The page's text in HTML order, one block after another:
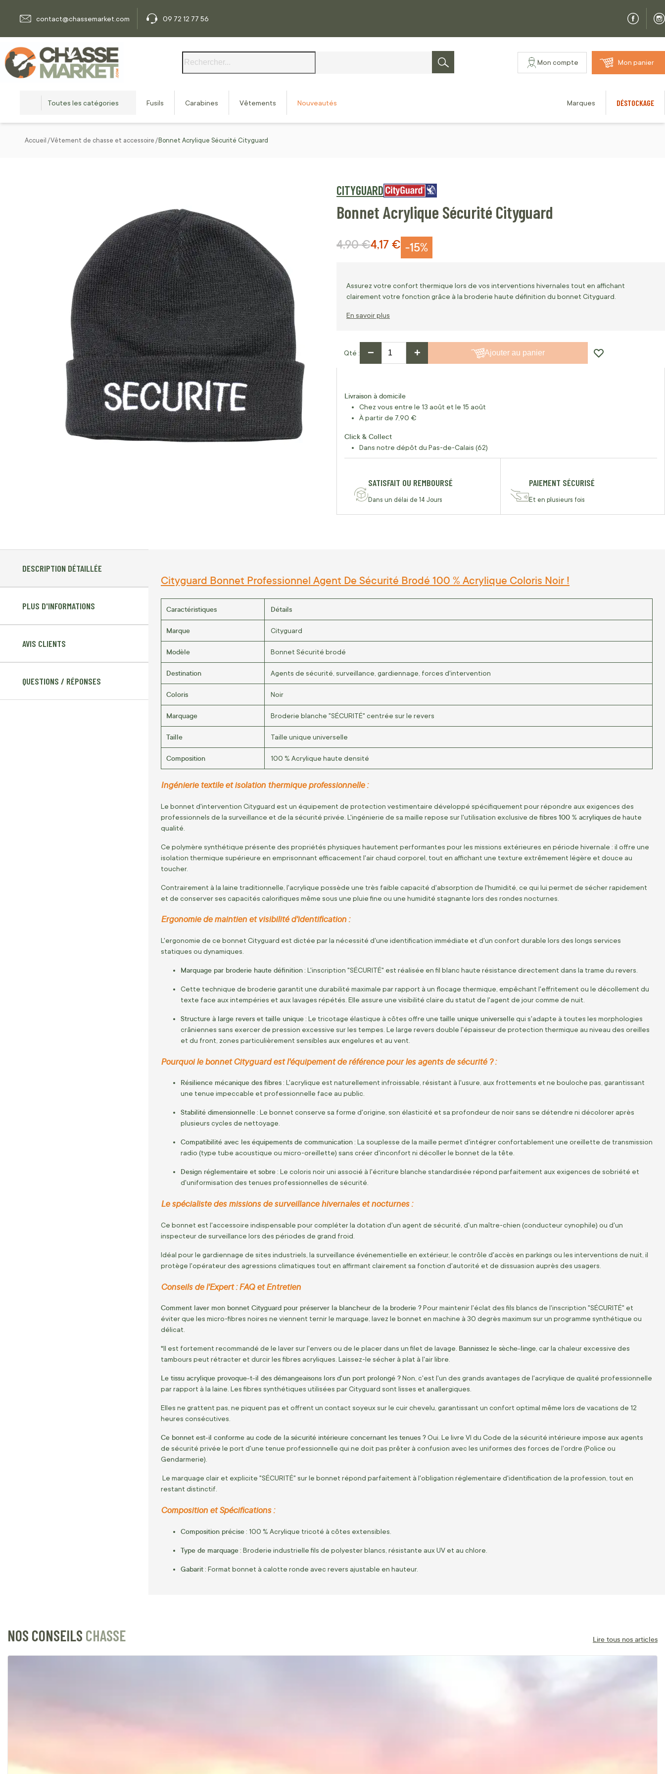
contact@chassemarket.com
09 72 12 77 56
Rechercher
Mon compte Mon panier
Toutes les catégories Fusils Carabines Vêtements Nouveautés Marques DÉSTOCKAGE
Accueil Vêtement de chasse et accessoire Bonnet Acrylique Sécurité Cityguard
CITYGUARD
Bonnet Acrylique Sécurité Cityguard
-15%
Prix Spécial
4,17 €
Prix normal
4,90 €
Assurez votre confort thermique lors de vos interventions hivernales tout en affichant
clairement votre fonction grâce à la broderie haute définition du bonnet Cityguard.
En savoir plus
Qté − + Ajouter au panier
Livraison à domicile
Chez vous entre le 13 août et le 15 août
À partir de 7,90 €
Click & Collect
Dans notre dépôt du Pas-de-Calais (62)
SATISFAIT OU REMBOURSÉ
Dans un délai de 14 Jours
PAIEMENT SÉCURISÉ
Et en plusieurs fois
DESCRIPTION DÉTAILLÉE
PLUS D'INFORMATIONS
AVIS CLIENTS
QUESTIONS / RÉPONSES
Cityguard Bonnet Professionnel Agent De Sécurité Brodé 100 % Acrylique Coloris Noir !
Caractéristiques Détails
Marque Cityguard
Modèle Bonnet Sécurité brodé
Destination Agents de sécurité, surveillance, gardiennage, forces d'intervention
Coloris Noir
Marquage Broderie blanche "SÉCURITÉ" centrée sur le revers
Taille Taille unique universelle
Composition 100 % Acrylique haute densité
Ingénierie textile et isolation thermique professionnelle :
Le bonnet d'intervention Cityguard est un équipement de protection vestimentaire développé spécifiquement pour répondre aux exigences des
professionnels de la surveillance et de la sécurité privée. L'ingénierie de sa maille repose sur l'utilisation exclusive de fibres 100 % acryliquesde haute
qualité.
Ce polymère synthétique présente des propriétés physiques hautement performantes pour les missions extérieures en période hivernale : il offre une
isolation thermique supérieure en emprisonnant efficacement l'air chaud corporel, tout en affichant une texture extrêmement légère et douce au
toucher.
Contrairement à la laine traditionnelle, l'acrylique possède une très faible capacité d'absorption de l'humidité, ce qui lui permet de sécher rapidement
et de conserver ses capacités calorifiques même sous une pluie fine ou une humidité stagnante lors des rondes nocturnes.
Ergonomie de maintien et visibilité d'identification :
L'ergonomie de ce bonnet Cityguard est dictée par la nécessité d'une identification immédiate et d'un confort durable lors des longs services
statiques ou dynamiques.
Marquage par broderie haute définition : L'inscription "SÉCURITÉ" est réalisée en fil blanc haute résistance directement dans la trame du revers.
Cette technique de broderie garantit une durabilité maximale par rapport à un flocage thermique, empêchant l'effritement ou le décollement du
texte face aux intempéries et aux lavages répétés. Elle assure une visibilité claire du statut de l'agent de jour comme de nuit.
Structure à large revers et taille unique : Le tricotage élastique à côtes offre une taille unique universellequi s'adapte à toutes les morphologies
crâniennes sans exercer de pression excessive sur les tempes. Le large revers double l'épaisseur de protection thermique au niveau des oreilles
et du front, zones particulièrement sensibles aux engelures et au vent.
Pourquoi le bonnet Cityguard est l'équipement de référence pour les agents de sécurité ? :
Résilience mécanique des fibres : L'acrylique est naturellement infroissable, résistant à l'usure, aux frottements et ne bouloche pas, garantissant
une tenue impeccable et professionnelle face au public.
Stabilité dimensionnelle : Le bonnet conserve sa forme d'origine, son élasticité et sa profondeur de noir sans se détendre ni décolorer après
plusieurs cycles de nettoyage.
Compatibilité avec les équipements de communication : La souplesse de la maille permet d'intégrer confortablement une oreillette de transmission
radio (type tube acoustique ou micro-oreillette) sans créer d'inconfort ni décoller le bonnet de la tête.
Design réglementaire et sobre : Le coloris noir uni associé à l'écriture blanche standardisée répond parfaitement aux exigences de sobriété et
d'uniformisation des tenues professionnelles de sécurité.
Le spécialiste des missions de surveillance hivernales et nocturnes :
Ce bonnet est l'accessoire indispensable pour compléter la dotation d'un agent de sécurité, d'un maître-chien (conducteur cynophile) ou d'un
inspecteur de surveillance lors des périodes de grand froid.
Idéal pour le gardiennage de sites industriels, la surveillance événementielle en extérieur, le contrôle d'accès en parkings ou les interventions de nuit, il
protège l'opérateur des agressions climatiques tout en affirmant clairement sa fonction d'autorité et de dissuasion auprès des usagers.
Conseils de l'Expert : FAQ et Entretien
Comment laver mon bonnet Cityguard pour préserver la blancheur de la broderie ?Pour maintenir l'éclat des fils blancs de l'inscription "SÉCURITÉ" et
éviter que les micro-fibres noires ne viennent ternir le marquage, lavez le bonnet en machine à 30 degrès maximum sur un programme synthétique ou
délicat.
*Il est fortement recommandé de le laver sur l'envers ou de le placer dans un filet de lavage. Bannissez le sèche-linge, car la chaleur excessive des
tambours peut rétracter et durcir les fibres acryliques. Laissez-le sécher à plat à l'air libre.
Le tissu acrylique provoque-t-il des démangeaisons lors d'un port prolongé ?Non, c'est l'un des grands avantages de l'acrylique de qualité professionnelle
par rapport à la laine. Les fibres synthétiques utilisées par Cityguard sont lisses et anallergiques.
Elles ne grattent pas, ne piquent pas et offrent un contact soyeux sur le cuir chevelu, garantissant un confort optimal même lors de vacations de 12
heures consécutives.
Ce bonnet est-il conforme au code de la sécurité intérieure concernant les tenues ?Oui. Le livre VI du Code de la sécurité intérieure impose aux agents
de sécurité privée le port d'une tenue professionnelle qui ne doit pas prêter à confusion avec les uniformes des forces de l'ordre (Police ou
Gendarmerie).
Le marquage clair et explicite "SÉCURITÉ" sur le bonnet répond parfaitement à l'obligation réglementaire d'identification de la profession, tout en
restant distinctif.
Composition et Spécifications :
Composition précise : 100 % Acrylique tricoté à côtes extensibles.
Type de marquage : Broderie industrielle fils de polyester blancs, résistante aux UV et au chlore.
Gabarit : Format bonnet à calotte ronde avec revers ajustable en hauteur.
NOS CONSEILS CHASSE Lire tous nos articles